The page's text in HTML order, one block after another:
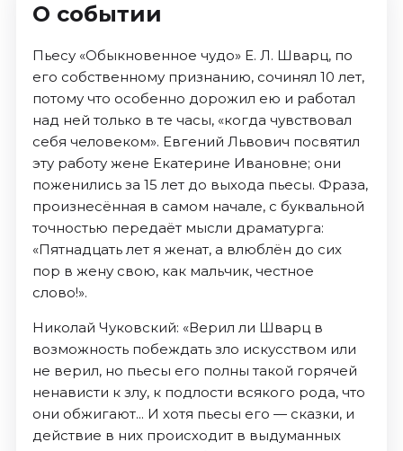
О событии
Пьесу «Обыкновенное чудо» Е. Л. Шварц, по
его собственному признанию, сочинял 10 лет,
потому что особенно дорожил ею и работал
над ней только в те часы, «когда чувствовал
себя человеком». Евгений Львович посвятил
эту работу жене Екатерине Ивановне; они
поженились за 15 лет до выхода пьесы. Фраза,
произнесённая в самом начале, с буквальной
точностью передаёт мысли драматурга:
«Пятнадцать лет я женат, а влюблён до сих
пор в жену свою, как мальчик, честное
слово!».
Николай Чуковский: «Верил ли Шварц в
возможность побеждать зло искусством или
не верил, но пьесы его полны такой горячей
ненависти к злу, к подлости всякого рода, что
они обжигают... И хотя пьесы его — сказки, и
действие в них происходит в выдуманных